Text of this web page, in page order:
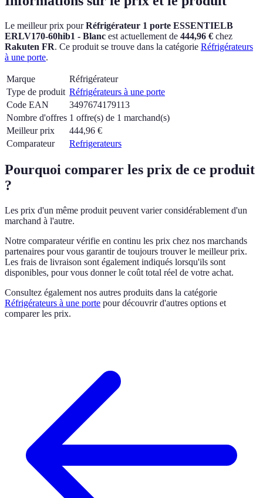
Le meilleur prix pourRéfrigérateur 1 porte ESSENTIELB
ERLV170-60hib1 - Blanc est actuellement de 444,96 € chez
Rakuten FR. Ce produit se trouve dans la catégorie Réfrigérateurs
à une porte.
Marque
Réfrigérateur
Type de produit Réfrigérateurs à une porte
Code EAN
3497674179113
Nombre d'offres 1 offre(s) de 1 marchand(s)
Meilleur prix
444,96 €
Comparateur
Refrigerateurs
Pourquoi comparer les prix de ce produit
?
Les prix d'un même produit peuvent varier considérablement d'un
marchand à l'autre.
Notre comparateur vérifie en continu les prix chez nos marchands
partenaires pour vous garantir de toujours trouver le meilleur prix.
Les frais de livraison sont également indiqués lorsqu'ils sont
disponibles, pour vous donner le coût total réel de votre achat.
Consultez également nos autres produits dans la catégorie
Réfrigérateurs à une porte pour découvrir d'autres options et
comparer les prix.